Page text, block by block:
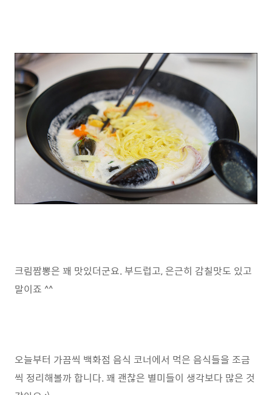
크림짬뽕은 꽤 맛있더군요. 부드럽고, 은근히 감칠맛도 있고
말이죠 ^^
오늘부터 가끔씩 백화점 음식 코너에서 먹은 음식들을 조금
씩 정리해볼까 합니다. 꽤 괜찮은 별미들이 생각보다 많은 것